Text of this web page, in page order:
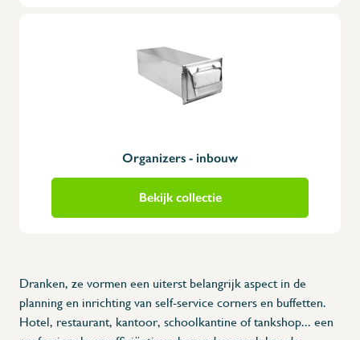
Organizers - inbouw
Bekijk collectie
Dranken, ze vormen een uiterst belangrijk aspect in de
planning en inrichting van self-service corners en buffetten.
Hotel, restaurant, kantoor, schoolkantine of tankshop... een